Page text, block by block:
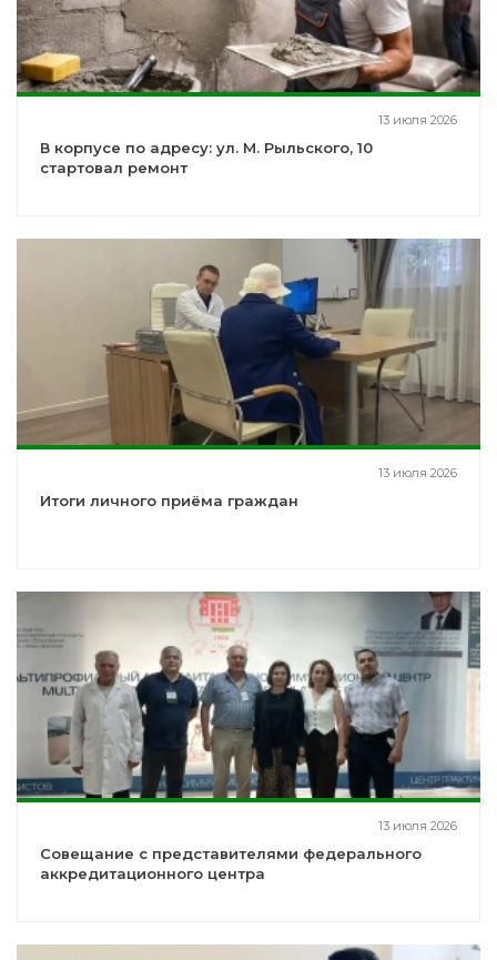
13 июля 2026
В корпусе по адресу: ул. М. Рыльского, 10
стартовал ремонт
13 июля 2026
Итоги личного приёма граждан
13 июля 2026
Совещание с представителями федерального
аккредитационного центра